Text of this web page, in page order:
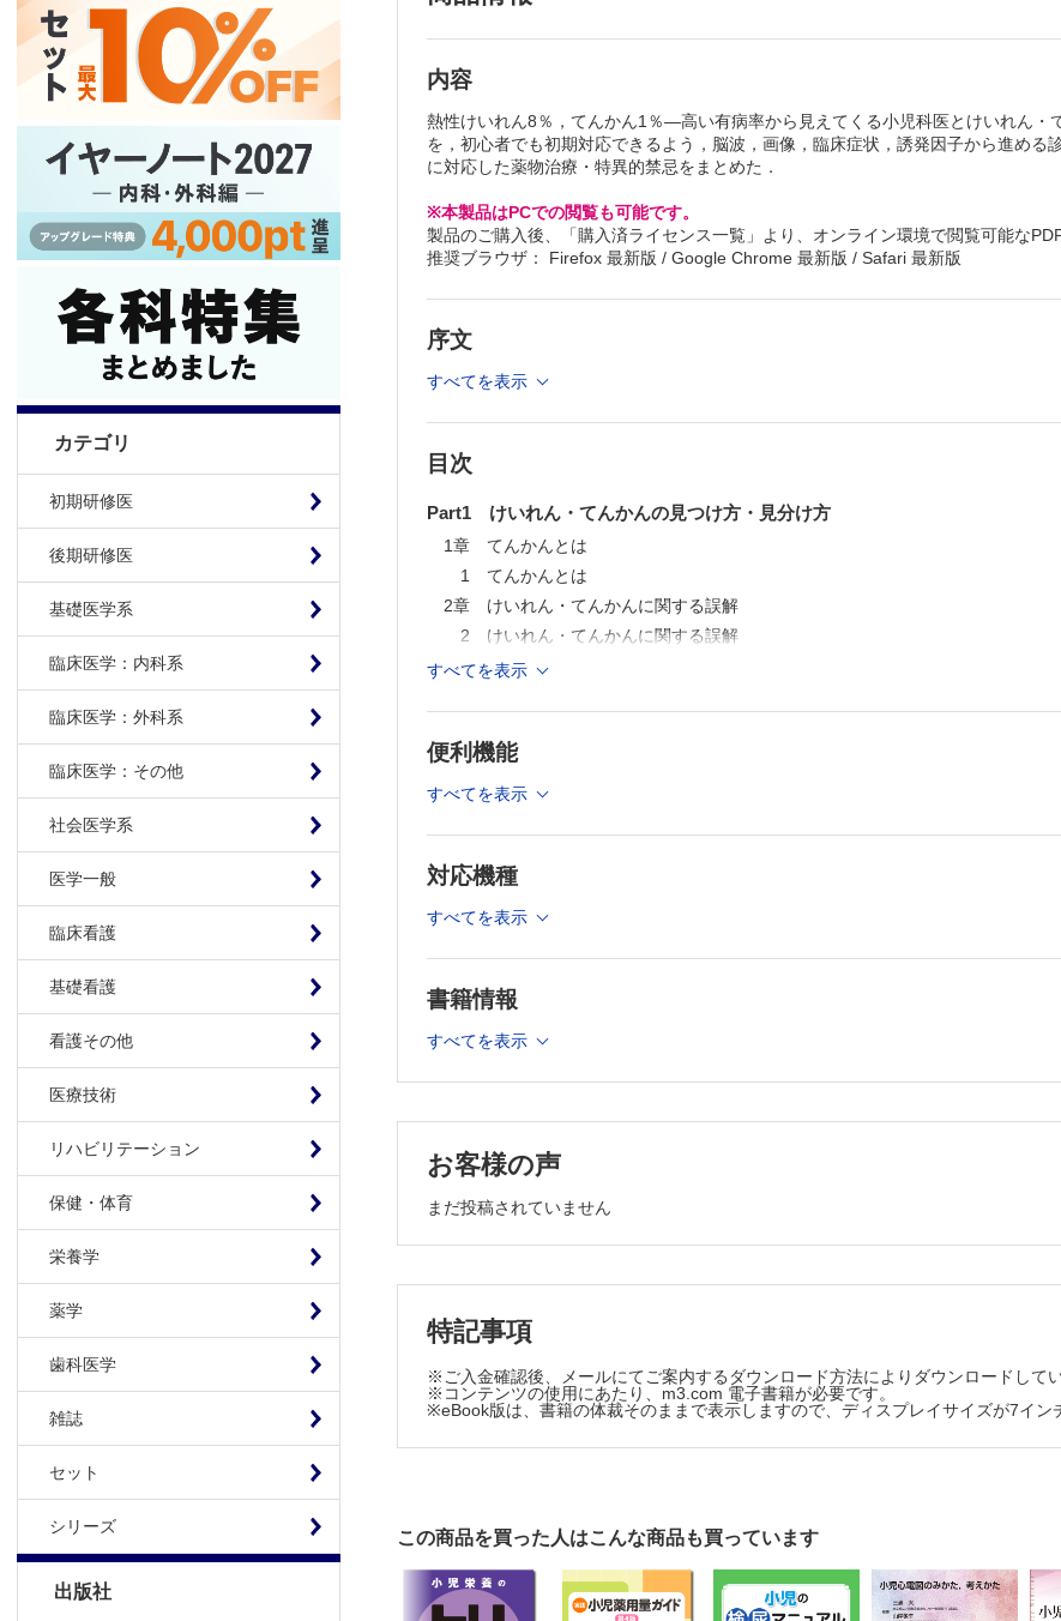
カテゴリ
初期研修医
後期研修医
基礎医学系
臨床医学：内科系
臨床医学：外科系
臨床医学：その他
社会医学系
医学一般
臨床看護
基礎看護
看護その他
医療技術
リハビリテーション
保健・体育
栄養学
薬学
歯科医学
雑誌
セット
シリーズ
出版社
2章 てんかん治療の全体像
3 小児のてんかんの予後
4章 小児期に多いけいれん性疾患・てんかんの治療
4 熱性けいれんと憤怒けいれん
7 Panayiotopoulos症候群
8 中心・側頭部に棘波をもつ良性小児てんかん（
10 Lennox-Gastaut症候群
6章 抗てんかん薬以外のてんかんの治療戦略
17 予防接種，感冒時，他疾患罹患時，受診時の対応
内容
熱性けいれん8％，てんかん1％—高い有病率から見えてくる小児科医とけいれん・
を，初心者でも初期対応できるよう，脳波，画像，臨床症状，誘発因子から進め
に対応した薬物治療・特異的禁忌をまとめた．
※本製品はPCでの閲覧も可能です。
製品のご購入後、「購入済ライセンス一覧」より、オンライン環境で閲覧可能な
推奨ブラウザ： Firefox 最新版 / Google Chrome 最新版 / Safari 最新版
序文
すべてを表示
目次
Part1 けいれん・てんかんの見つけ方・見分け方
1章 てんかんとは
1 てんかんとは
2章 けいれん・てんかんに関する誤解
2 けいれん・てんかんに関する誤解
3章 てんかんの基礎知識
4章 てんかんの基礎疾患
5 てんかんの基礎疾患
6章 てんかんの検査
7 発作間欠期脳波
9 脳磁図
10 頭部MRI
12 PET
13 遺伝子解析とマイクロアレイ染色体検査
7章 てんかんの境界領域
16 熱性けいれん
Part2 身近なけいれん・てんかんの治療戦略
1 急性期のけいれん，発作疑いの対応・重積の治療
2章 てんかん治療の全体像
2 てんかん治療の全体像−治療の開始から経過観察，服薬終了までの概略
4章 小児期に多いけいれん性疾患・てんかんの治療
4 熱性けいれんと憤怒けいれん
5 良性乳児発作／てんかん
すべてを表示
便利機能
すべてを表示
対応機種
すべてを表示
書籍情報
すべてを表示
お客様の声
まだ投稿されていません
特記事項
※ご入金確認後、メールにてご案内するダウンロード方法によりダウンロードして
※コンテンツの使用にあたり、m3.com 電子書籍が必要です。
※eBook版は、書籍の体裁そのままで表示しますので、ディスプレイサイズが7イン
この商品を買った人はこんな商品も買っています